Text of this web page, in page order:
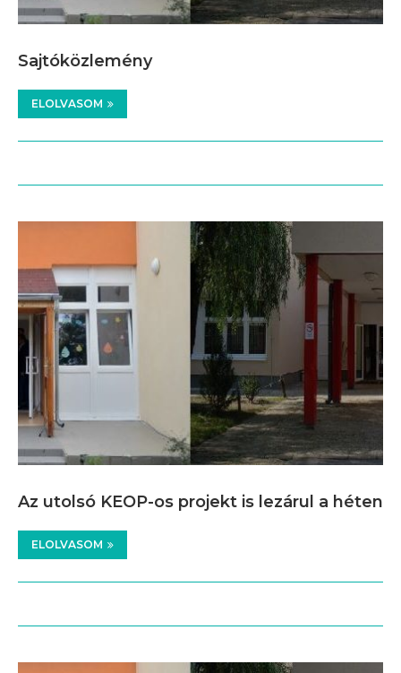
Sajtóközlemény
ELOLVASOM
Az utolsó KEOP-os projekt is lezárul a héten
ELOLVASOM